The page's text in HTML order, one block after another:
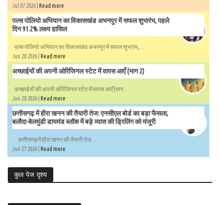
Jul 07 2026 | Read more
पल्स पोलियो अभियान का विकासखंड अभनपुर में सफल शुभारंभ, पहले
दिन 91.2% लक्ष्य हासिल
पल्स पोलियो अभियान का विकासखंड अभनपुर में सफल शुभारंभ,...
Jun 28 2026 | Read more
अच्छाईयों की अपनी ओरिजिनल स्टेट में वापस आएँ (भाग 2)
अच्छाईयों की अपनी ओरिजिनल स्टेट में वापस आएँ (भाग...
Jun 28 2026 | Read more
छत्तीसगढ़ में हीरा खनन की तैयारी तेज: एनसीएल बोर्ड का बड़ा फैसला,
बलौदा-बेलमुंडी डायमंड ब्लॉक में बड़े व्यास की ड्रिलिंग को मंजूरी
छत्तीसगढ़ में हीरा खनन की तैयारी तेज:...
Jun 27 2026 | Read more
कुल पेज दृश्य